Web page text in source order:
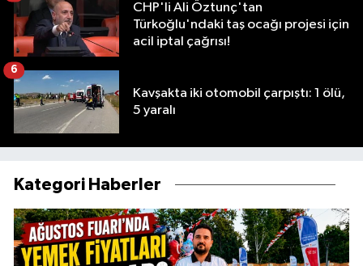
CHP'li Ali Öztunç'tan
Türkoğlu'ndaki taş ocağı projesi için
acil iptal çağrısı!
Kavşakta iki otomobil çarpıştı: 1 ölü,
5 yaralı
6
Kategori Haberler